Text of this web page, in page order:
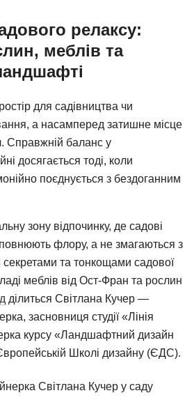
релаксу:
меблів та
для садівництва чи
а насамперед затишне місце
Справжній баланс у
досягається тоді, коли
поєднується з бездоганним
зону відпочинку, де садові
флору, а не змагаються з
та тонкощами садової
меблів від Ост-Фран та рослин
ділиться Світлана Кучер —
засновниця студії «Лінія
курсу «Ландшафтний дизайн
Школі дизайну (ЄДС).